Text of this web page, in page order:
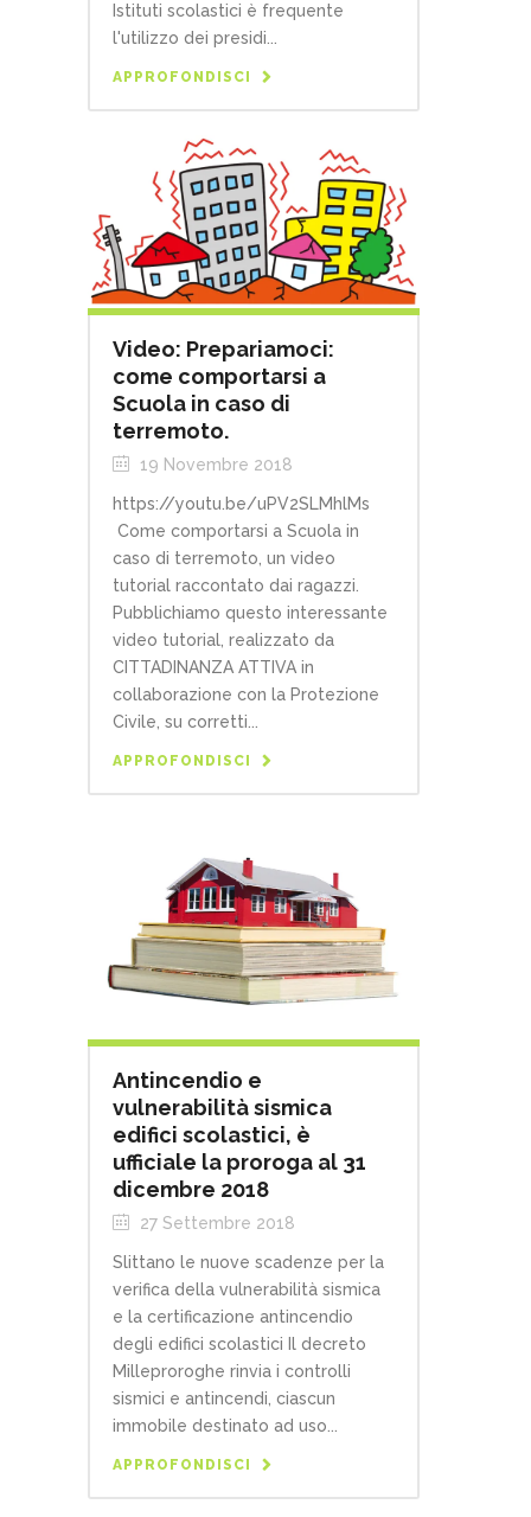
Istituti scolastici è frequente
l'utilizzo dei presidi...
APPROFONDISCI
Video: Prepariamoci:
come comportarsi a
Scuola in caso di
terremoto.
19 Novembre 2018
https://youtu.be/uPV2SLMhlMs
Come comportarsi a Scuola in
caso di terremoto, un video
tutorial raccontato dai ragazzi.
Pubblichiamo questo interessante
video tutorial, realizzato da
CITTADINANZA ATTIVA in
collaborazione con la Protezione
Civile, su corretti...
APPROFONDISCI
Antincendio e
vulnerabilità sismica
edifici scolastici, è
ufficiale la proroga al 31
dicembre 2018
27 Settembre 2018
Slittano le nuove scadenze per la
verifica della vulnerabilità sismica
e la certificazione antincendio
degli edifici scolastici Il decreto
Milleproroghe rinvia i controlli
sismici e antincendi, ciascun
immobile destinato ad uso...
APPROFONDISCI